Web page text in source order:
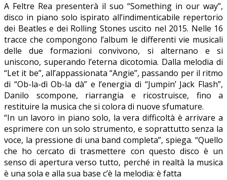
A Feltre Rea presenterà il suo “Something in our way”,
disco in piano solo ispirato all’indimenticabile repertorio
dei Beatles e dei Rolling Stones uscito nel 2015. Nelle 16
tracce che compongono l’album le differenti vie musicali
delle due formazioni convivono, si alternano e si
uniscono, superando l’eterna dicotomia. Dalla melodia di
“Let it be”, all’appassionata “Angie”, passando per il ritmo
di “Ob-la-dì Ob-la dà” e l’energia di “Jumpin’ Jack Flash”,
Danilo scompone, riarrangia e ricostruisce, fino a
restituire la musica che si colora di nuove sfumature.
“In un lavoro in piano solo, la vera difficoltà è arrivare a
esprimere con un solo strumento, e soprattutto senza la
voce, la pressione di una band completa”, spiega. “Quello
che ho cercato di trasmettere con questo disco è un
senso di apertura verso tutto, perché in realtà la musica
è una sola e alla sua base c’è la melodia: è fatta